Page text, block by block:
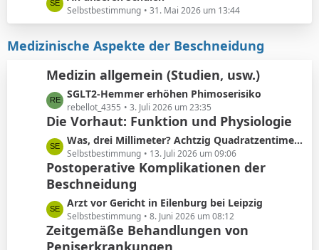
r
e
B
e
i
t
ä
g
e
e
t
z
t
e
B
e
i
t
r
ä
g
e
Selbstbestimmung 31. Mai 2026 um 13:44
Medizinische Aspekte der Beschneidung
Medizin allgemein (Studien, usw.)
L
e
t
z
t
e
B
e
i
r
SGLT2-Hemmer erhöhen Phimoserisiko
rebellot_4355 3. Juli 2026 um 23:35
Die Vorhaut: Funktion und Physiologie
L
e
t
z
e
B
e
Was, drei Millimeter? Achtzig Quadratzentimeter!
Selbstbestimmung 13. Juli 2026 um 09:06
Postoperative Komplikationen der
Beschneidung
L
e
t
z
Arzt vor Gericht in Eilenburg bei Leipzig
Selbstbestimmung 8. Juni 2026 um 08:12
Zeitgemäße Behandlungen von
Peniserkrankungen